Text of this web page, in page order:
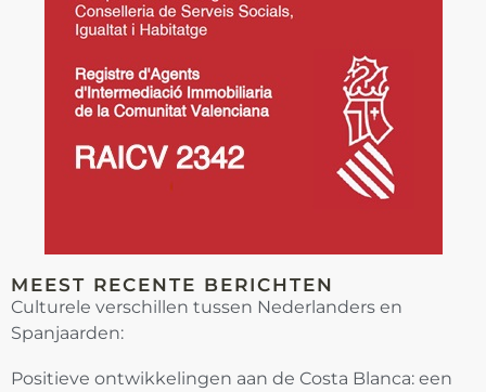
MEEST RECENTE BERICHTEN
Culturele verschillen tussen Nederlanders en
Spanjaarden:
Positieve ontwikkelingen aan de Costa Blanca: een